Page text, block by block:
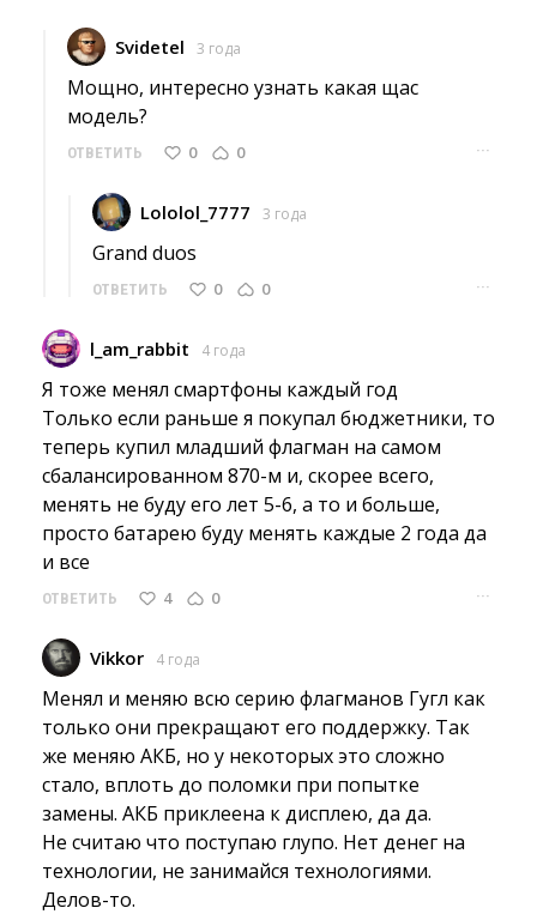
Svidetel 3 года
Мощно, интересно узнать какая щас
модель?
ОТВЕТИТЬ 0 0 ···
Lololol_7777 3 года
Grand duos
ОТВЕТИТЬ 0 0 ···
l_am_rabbit 4 года
Я тоже менял смартфоны каждый год
Только если раньше я покупал бюджетники, то
теперь купил младший флагман на самом
сбалансированном 870-м и, скорее всего,
менять не буду его лет 5-6, а то и больше,
просто батарею буду менять каждые 2 года да
и все
ОТВЕТИТЬ 4 0 ···
Vikkor 4 года
Менял и меняю всю серию флагманов Гугл как
только они прекращают его поддержку. Так
же меняю АКБ, но у некоторых это сложно
стало, вплоть до поломки при попытке
замены. АКБ приклеена к дисплею, да да.
Не считаю что поступаю глупо. Нет денег на
технологии, не занимайся технологиями.
Делов-то.